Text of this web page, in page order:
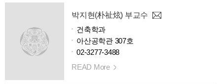
박지현(朴祉炫) 부교수
건축학과
아산공학관 307호
02-3277-3488
READ More